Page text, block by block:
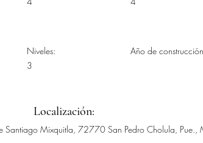
Niveles:
3
Año de
Localización:
Mixquitla, 72770 San Pedro Cholula, Pue.,